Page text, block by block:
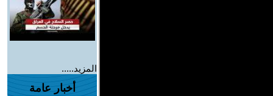
المزيد.....
أخبار عامة